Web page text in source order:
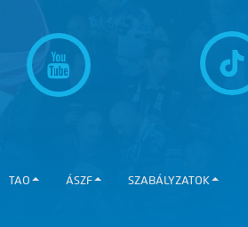
TAO ÁSZF SZABÁLYZATOK